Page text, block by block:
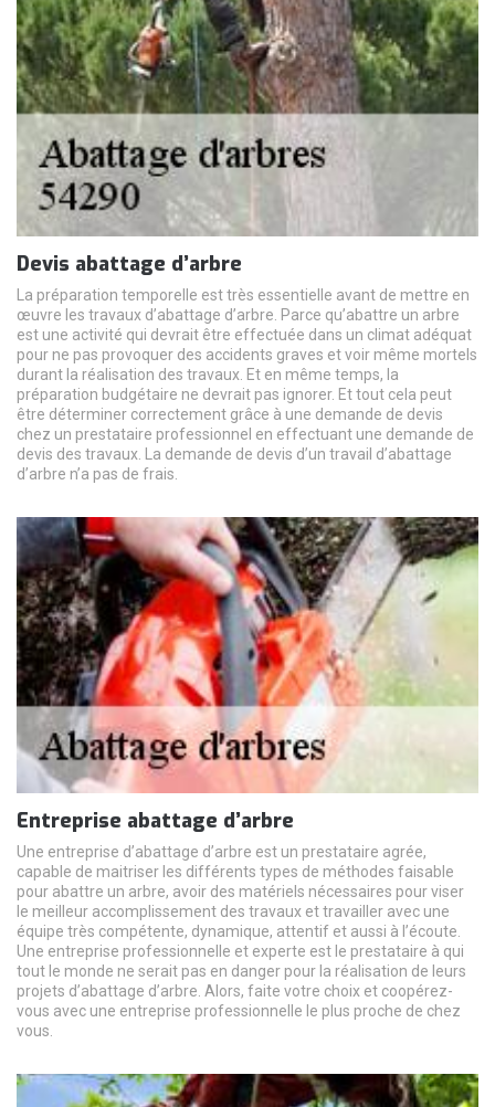
Devis abattage d’arbre
La préparation temporelle est très essentielle avant de mettre en
œuvre les travaux d’abattage d’arbre. Parce qu’abattre un arbre
est une activité qui devrait être effectuée dans un climat adéquat
pour ne pas provoquer des accidents graves et voir même mortels
durant la réalisation des travaux. Et en même temps, la
préparation budgétaire ne devrait pas ignorer. Et tout cela peut
être déterminer correctement grâce à une demande de devis
chez un prestataire professionnel en effectuant une demande de
devis des travaux. La demande de devis d’un travail d’abattage
d’arbre n’a pas de frais.
Entreprise abattage d’arbre
Une entreprise d’abattage d’arbre est un prestataire agrée,
capable de maitriser les différents types de méthodes faisable
pour abattre un arbre, avoir des matériels nécessaires pour viser
le meilleur accomplissement des travaux et travailler avec une
équipe très compétente, dynamique, attentif et aussi à l’écoute.
Une entreprise professionnelle et experte est le prestataire à qui
tout le monde ne serait pas en danger pour la réalisation de leurs
projets d’abattage d’arbre. Alors, faite votre choix et coopérez-
vous avec une entreprise professionnelle le plus proche de chez
vous.